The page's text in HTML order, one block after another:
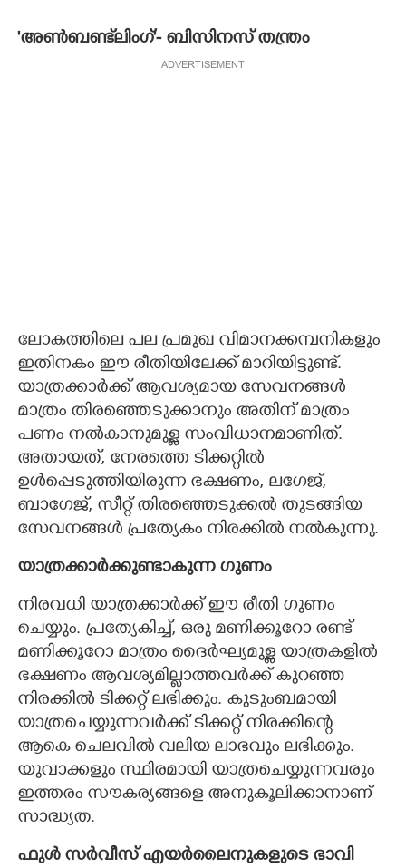
'അൺബണ്ട്‌ലിംഗ്'- ബിസിനസ് തന്ത്രം
ADVERTISEMENT
ലോകത്തിലെ പല പ്രമുഖ വിമാനക്കമ്പനികളും
ഇതിനകം ഈ രീതിയിലേക്ക് മാറിയിട്ടുണ്ട്.
യാത്രക്കാർക്ക് ആവശ്യമായ സേവനങ്ങൾ
മാത്രം തിരഞ്ഞെടുക്കാനും അതിന് മാത്രം
പണം നൽകാനുമുള്ള സംവിധാനമാണിത്.
അതായത്, നേരത്തെ ടിക്കറ്റിൽ
ഉൾപ്പെടുത്തിയിരുന്ന ഭക്ഷണം, ലഗേജ്,
ബാഗേജ്, സീറ്റ് തിരഞ്ഞെടുക്കൽ തുടങ്ങിയ
സേവനങ്ങൾ പ്രത്യേകം നിരക്കിൽ നൽകുന്നു.
യാത്രക്കാർക്കുണ്ടാകുന്ന ഗുണം
നിരവധി യാത്രക്കാർക്ക് ഈ രീതി ഗുണം
ചെയ്യും. പ്രത്യേകിച്ച്, ഒരു മണിക്കൂറോ രണ്ട്
മണിക്കൂറോ മാത്രം ദൈർഘ്യമുള്ള യാത്രകളിൽ
ഭക്ഷണം ആവശ്യമില്ലാത്തവർക്ക് കുറഞ്ഞ
നിരക്കിൽ ടിക്കറ്റ് ലഭിക്കും. കുടുംബമായി
യാത്രചെയ്യുന്നവർക്ക് ടിക്കറ്റ് നിരക്കിന്റെ
ആകെ ചെലവിൽ വലിയ ലാഭവും ലഭിക്കും.
യുവാക്കളും സ്ഥിരമായി യാത്രചെയ്യുന്നവരും
ഇത്തരം സൗകര്യങ്ങളെ അനുകൂലിക്കാനാണ്
സാദ്ധ്യത.
ഫുൾ സർവീസ് എയർലൈനുകളുടെ ഭാവി